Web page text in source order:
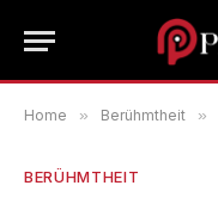
Home » Berühmtheit »
BERÜHMTHEIT